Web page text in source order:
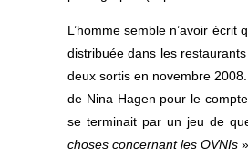
L’homme semble n’avoir
distribuée dans les restaurants
deux sortis en novembre
de Nina Hagen pour le
se terminait par un jeu de
choses concernant les OVNIs